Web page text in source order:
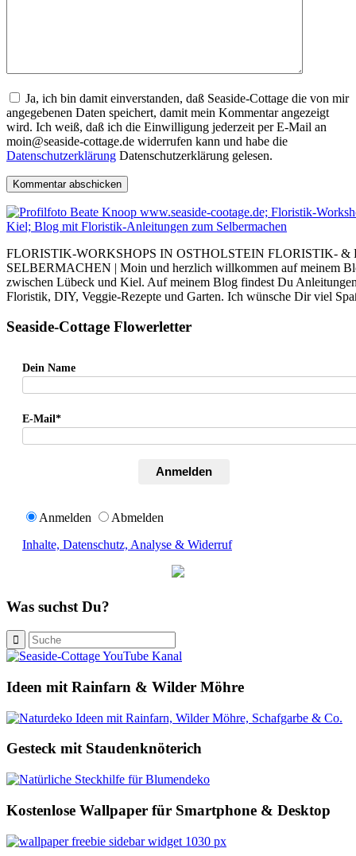
Ja, ich bin damit einverstanden, daß Seaside-Cottage die von mir
angegebenen Daten speichert, damit mein Kommentar angezeigt
wird. Ich weiß, daß ich die Einwilligung jederzeit per E-Mail an
moin@seaside-cottage.de widerrufen kann und habe die
Datenschutzerklärung Datenschutzerklärung gelesen.
FLORISTIK-WORKSHOPS IN OSTHOLSTEIN FLORISTIK-
SELBERMACHEN | Moin und herzlich willkommen auf meinem
zwischen Lübeck und Kiel. Auf meinem Blog findest Du
Floristik, DIY, Veggie-Rezepte und Garten. Ich wünsche Dir viel
Seaside-Cottage Flowerletter
Dein Name
E-Mail*
Anmelden
Anmelden
Abmelden
Inhalte, Datenschutz, Analyse & Widerruf
Was suchst Du?
Ideen mit Rainfarn & Wilder Möhre
Gesteck mit Staudenknöterich
Kostenlose Wallpaper für Smartphone & Desktop